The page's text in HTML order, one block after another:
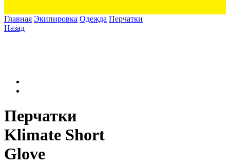
Главная Экипировка Одежда Перчатки
Назад
Перчатки
Klimate Short
Glove